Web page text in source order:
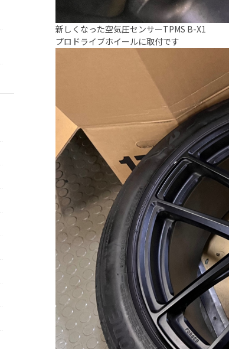
新しくなった空気圧センサーTPMS B-X1
プロドライブホイールに取付です